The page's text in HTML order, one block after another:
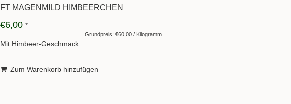
FT MAGENMILD HIMBEERCHEN
€6,00 *
Grundpreis: €60,00 / Kilogramm
Mit Himbeer-Geschmack
Zum Warenkorb hinzufügen